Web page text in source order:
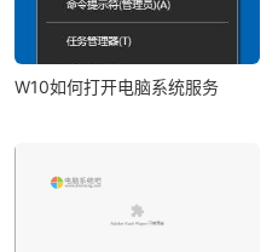
W10如何打开电脑系统服务